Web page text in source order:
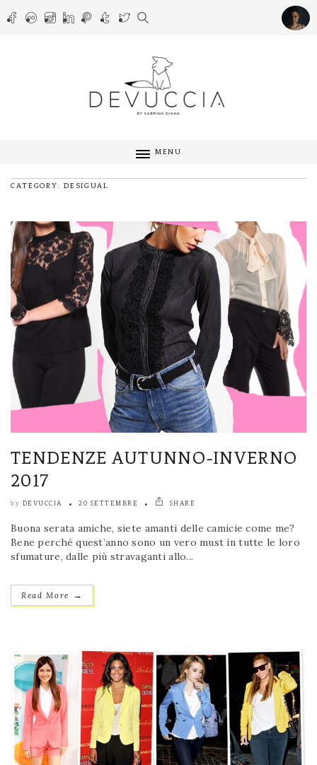
MENU
CATEGORY: DESIGUAL
TENDENZE AUTUNNO-INVERNO
2017
by DEVUCCIA 20 SETTEMBRE SHARE
Buona serata amiche, siete amanti delle camicie come me?
Bene perché quest’anno sono un vero must in tutte le loro
sfumature, dalle più stravaganti allo...
Read More →